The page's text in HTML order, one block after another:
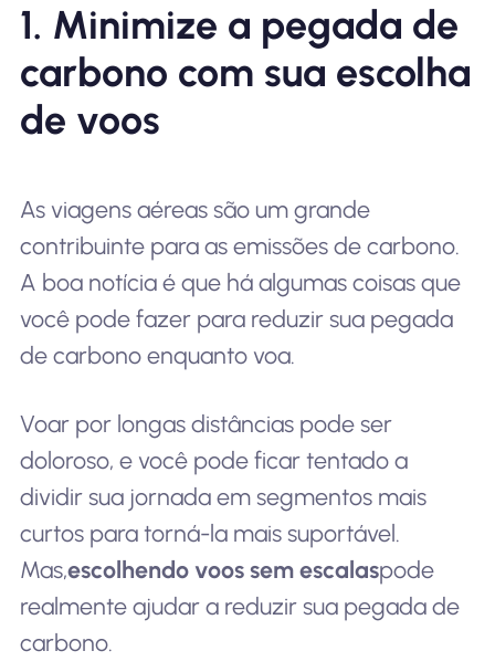
1. Minimize a pegada de
carbono com sua escolha
de voos
As viagens aéreas são um grande
contribuinte para as emissões de carbono.
A boa notícia é que há algumas coisas que
você pode fazer para reduzir sua pegada
de carbono enquanto voa.
Voar por longas distâncias pode ser
doloroso, e você pode ficar tentado a
dividir sua jornada em segmentos mais
curtos para torná-la mais suportável.
Mas,escolhendo voos sem escalaspode
realmente ajudar a reduzir sua pegada de
carbono.